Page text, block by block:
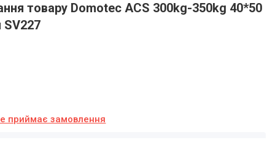
товару Domotec ACS 300kg-350kg 40*50
SV227
приймає замовлення